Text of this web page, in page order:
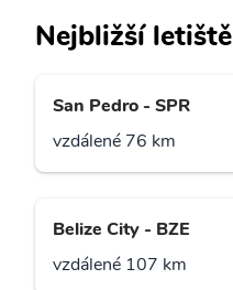
Nejbližší letiště
San Pedro - SPR
vzdálené 76 km
Belize City - BZE
vzdálené 107 km